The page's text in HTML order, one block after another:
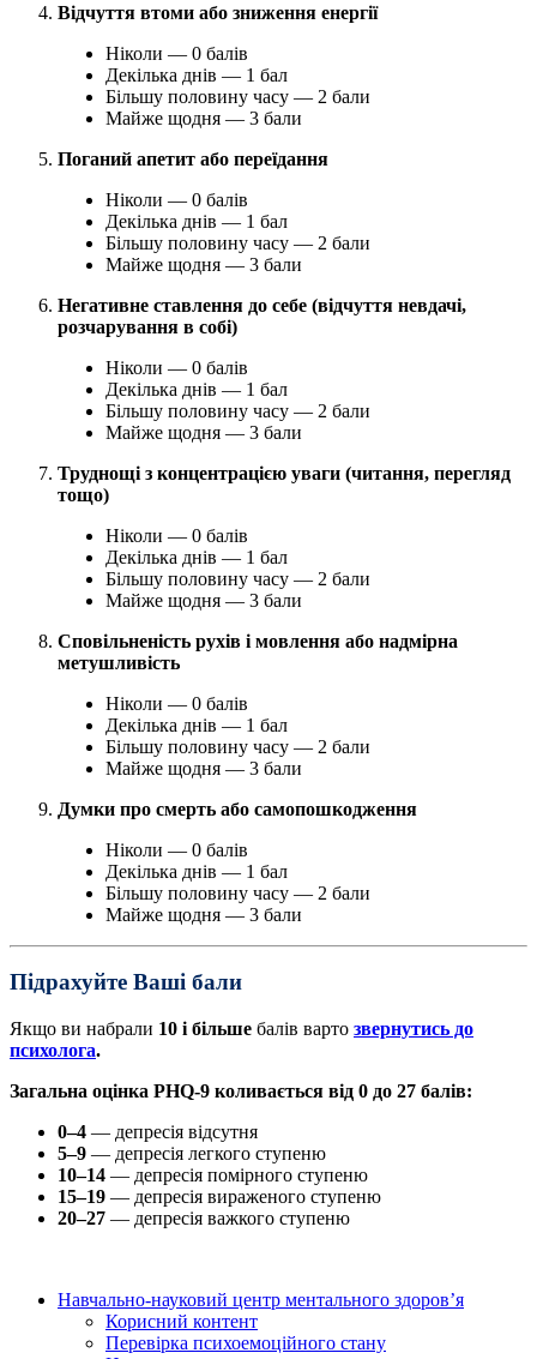
Відчуття втоми або зниження енергії
Ніколи — 0 балів
Декілька днів — 1 бал
Більшу половину часу — 2 бали
Майже щодня — 3 бали
Поганий апетит або переїдання
Ніколи — 0 балів
Декілька днів — 1 бал
Більшу половину часу — 2 бали
Майже щодня — 3 бали
Негативне ставлення до себе (відчуття невдачі,
розчарування в собі)
Ніколи — 0 балів
Декілька днів — 1 бал
Більшу половину часу — 2 бали
Майже щодня — 3 бали
Труднощі з концентрацією уваги (читання, перегляд
тощо)
Ніколи — 0 балів
Декілька днів — 1 бал
Більшу половину часу — 2 бали
Майже щодня — 3 бали
Сповільненість рухів і мовлення або надмірна
метушливість
Ніколи — 0 балів
Декілька днів — 1 бал
Більшу половину часу — 2 бали
Майже щодня — 3 бали
Думки про смерть або самопошкодження
Ніколи — 0 балів
Декілька днів — 1 бал
Більшу половину часу — 2 бали
Майже щодня — 3 бали
Підрахуйте Ваші бали
Якщо ви набрали 10 і більше балів варто звернутись до
психолога.
Загальна оцінка PHQ-9 коливається від 0 до 27 балів:
0–4 — депресія відсутня
5–9 — депресія легкого ступеню
10–14 — депресія помірного ступеню
15–19 — депресія вираженого ступеню
20–27 — депресія важкого ступеню
Навчально-науковий центр ментального здоров’я
Корисний контент
Перевірка психоемоційного стану